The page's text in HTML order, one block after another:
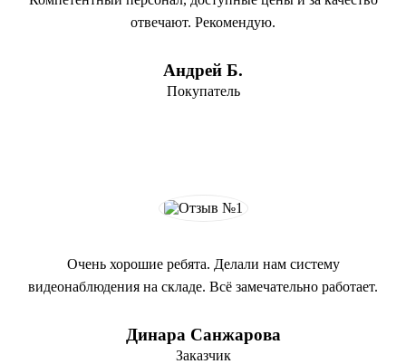
отвечают. Рекомендую.
Андрей Б.
Покупатель
Очень хорошие ребята. Делали нам систему
видеонаблюдения на складе. Всё замечательно работает.
Динара Санжарова
Заказчик